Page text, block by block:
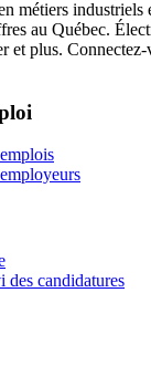
métiers industriels
au Québec.
et plus.
des candidatures